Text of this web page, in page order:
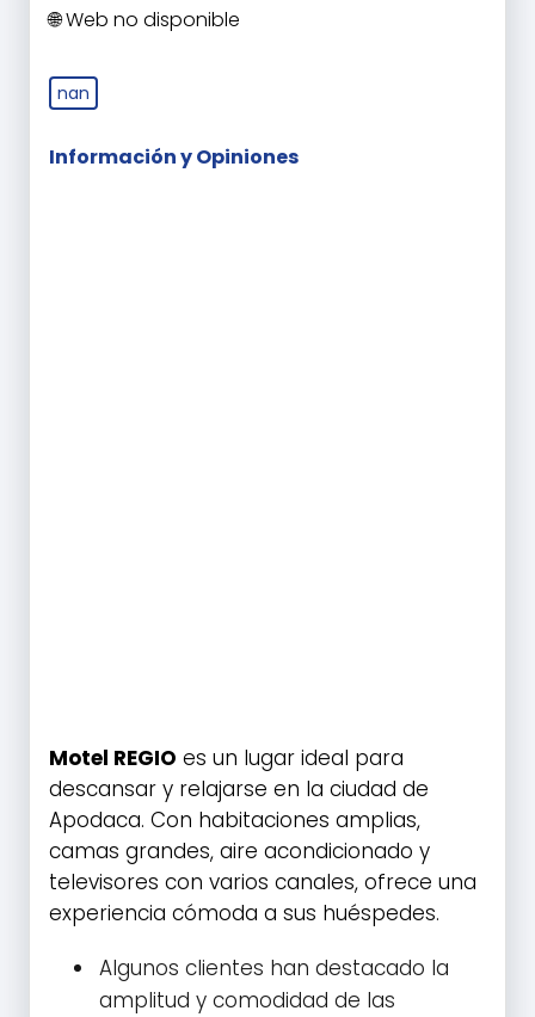
Web no disponible
nan
Información y Opiniones
Motel REGIO es un lugar ideal para
descansar y relajarse en la ciudad de
Apodaca. Con habitaciones amplias,
camas grandes, aire acondicionado y
televisores con varios canales, ofrece una
experiencia cómoda a sus huéspedes.
Algunos clientes han destacado la
amplitud y comodidad de las